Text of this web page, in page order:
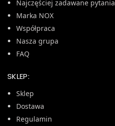
Najczęściej zadawane pytania
Marka NOX
Współpraca
Nasza grupa
FAQ
SKLEP:
Sklep
Dostawa
Regulamin